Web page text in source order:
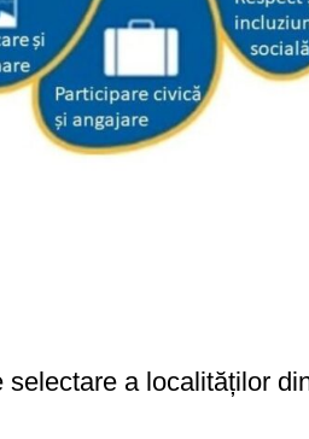
a localităților